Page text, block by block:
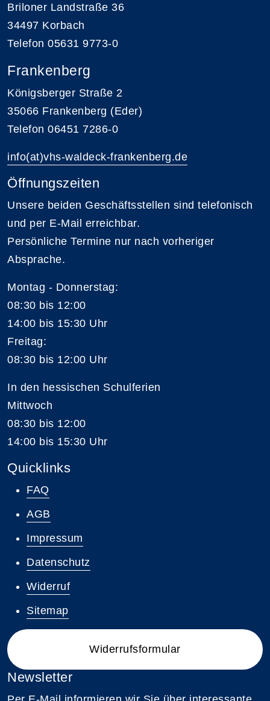
Briloner Landstraße 36
34497 Korbach
Telefon 05631 9773-0
Frankenberg
Königsberger Straße 2
35066 Frankenberg (Eder)
Telefon 06451 7286-0
info(at)vhs-waldeck-frankenberg.de
Öffnungszeiten
Unsere beiden Geschäftsstellen sind telefonisch
und per E-Mail erreichbar.
Persönliche Termine nur nach vorheriger
Absprache.
Montag - Donnerstag:
08:30 bis 12:00
14:00 bis 15:30 Uhr
Freitag:
08:30 bis 12:00 Uhr
In den hessischen Schulferien
Mittwoch
08:30 bis 12:00
14:00 bis 15:30 Uhr
Quicklinks
FAQ
AGB
Impressum
Datenschutz
Widerruf
Sitemap
Widerrufsformular
Newsletter